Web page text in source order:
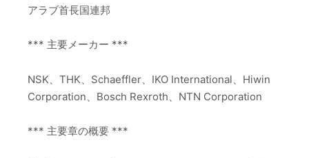
アラブ首長国連邦
*** 主要メーカー ***
NSK、THK、Schaeffler、IKO International、Hiwin
Corporation、Bosch Rexroth、NTN Corporation
*** 主要章の概要 ***